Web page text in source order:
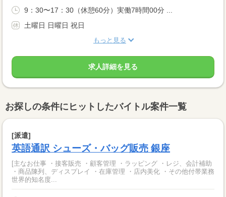
9：30〜17：30（休憩60分）実働7時間00分 ...
土曜日 日曜日 祝日
もっと見る
求人詳細を見る
お探しの条件にヒットしたバイトル案件一覧
[派遣]
英語通訳 シューズ・バッグ販売 銀座
[主なお仕事 ・接客販売 ・顧客管理 ・ラッピング ・レジ、会計補助
・商品陳列、ディスプレイ ・在庫管理 ・店内美化 ・その他付帯業務
世界的知名度...